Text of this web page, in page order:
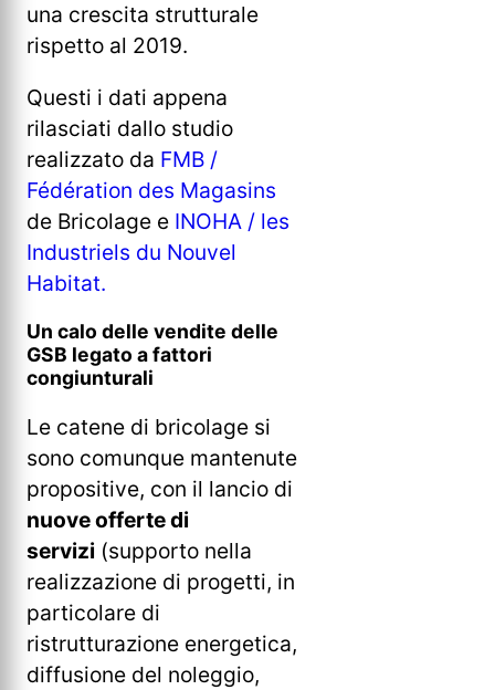
una crescita strutturale
rispetto al 2019.
Questi i dati appena
rilasciati dallo studio
realizzato da FMB /
Fédération des Magasins
de Bricolage e INOHA / les
Industriels du Nouvel
Habitat.
Un calo delle vendite delle
GSB legato a fattori
congiunturali
Le catene di bricolage si
sono comunque mantenute
propositive, con il lancio di
nuove offerte di
servizi (supporto nella
realizzazione di progetti, in
particolare di
ristrutturazione energetica,
diffusione del noleggio,